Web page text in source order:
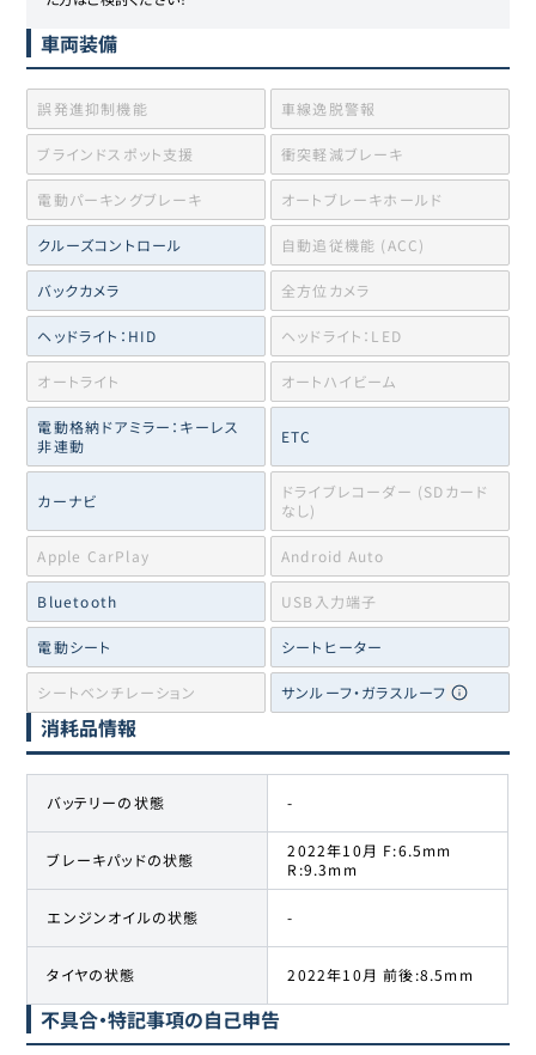
車両装備
誤発進抑制機能 車線逸脱警報
ブラインドスポット支援 衝突軽減ブレーキ
電動パーキングブレーキ オートブレーキホールド
クルーズコントロール 自動追従機能 (ACC)
バックカメラ 全方位カメラ
ヘッドライト：HID ヘッドライト：LED
オートライト オートハイビーム
電動格納ドアミラー：キーレス
非連動
ETC
カーナビ
ドライブレコーダー (SDカード
なし)
Apple CarPlay Android Auto
Bluetooth USB入力端子
電動シート シートヒーター
シートベンチレーション サンルーフ・ガラスルーフ
消耗品情報
バッテリーの状態 -
ブレーキパッドの状態
2022年10月 F:6.5mm
R:9.3mm
エンジンオイルの状態 -
タイヤの状態 2022年10月 前後:8.5mm
不具合・特記事項の自己申告